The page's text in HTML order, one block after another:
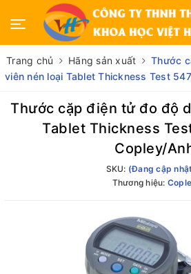
Trang chủ Hãng sản xuất
Thước
viên nén loại Tablet Thickness Test
Thước cặp điện tử đo độ
Tablet Thickness
Copley/
SKU: (Đang cập
Thương hiệu: